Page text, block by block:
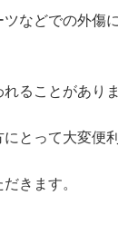
などでの外傷
ることがありま
とって大変便
きます。